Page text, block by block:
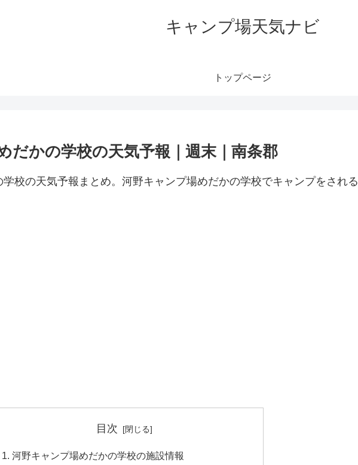
キャンプ場天気ナビ
トップページ
だかの学校の天気予報｜週末｜南条郡
校の天気予報まとめ。河野キャンプ場めだかの学校でキャンプをされる
目次
河野キャンプ場めだかの学校の施設情報